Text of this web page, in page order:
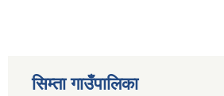
सिम्ता गाउँपालिका